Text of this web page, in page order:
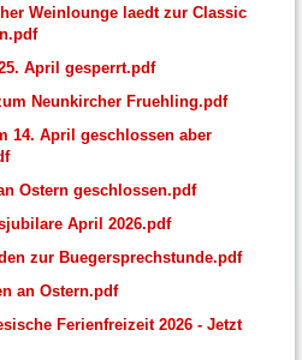
Weinlounge laedt zur Classic
April gesperrt.pdf
Neunkircher Fruehling.pdf
14. April geschlossen aber
Ostern geschlossen.pdf
April 2026.pdf
zur Buegersprechstunde.pdf
an Ostern.pdf
Ferienfreizeit 2026 - Jetzt